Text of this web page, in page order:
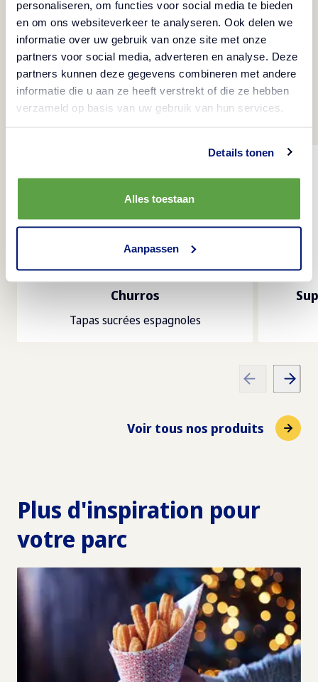
personaliseren, om functies voor social media te bieden
en om ons websiteverkeer te analyseren. Ook delen we
informatie over uw gebruik van onze site met onze
partners voor social media, adverteren en analyse. Deze
partners kunnen deze gegevens combineren met andere
informatie die u aan ze heeft verstrekt of die ze hebben
verzameld op basis van uw gebruik van hun services.
Details tonen
Alles toestaan
Aanpassen
Produits populaires pour
le secteur des loisirs
Churros
Tapas sucrées espagnoles
Voir tous nos produits
Plus d'inspiration pour
votre parc